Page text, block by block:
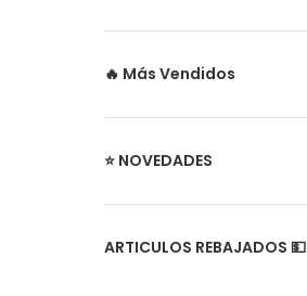
🔥 Más Vendidos
⭐ NOVEDADES
ARTICULOS REBAJADOS 💵